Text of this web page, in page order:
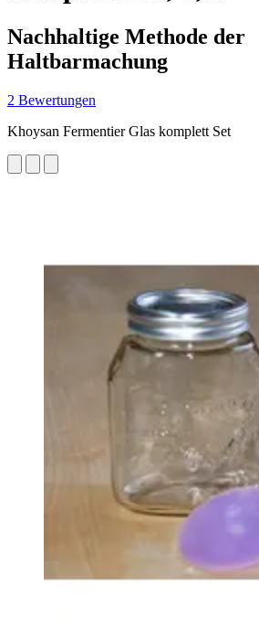
Nachhaltige Methode der
Haltbarmachung
2 Bewertungen
Khoysan Fermentier Glas komplett Set